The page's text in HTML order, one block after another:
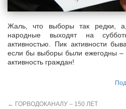
Жаль, что выборы так редки, а,
народные выходят на
активностью. Пик активности
если бы выборы были ежегодны –
активность граждан!
← ГОРВОДОКАНАЛУ – 150 ЛЕТ